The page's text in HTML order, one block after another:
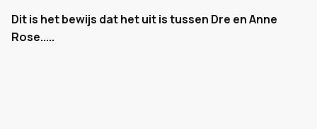
Dit is het bewijs dat het uit is tussen Dre en Anne
Rose.....